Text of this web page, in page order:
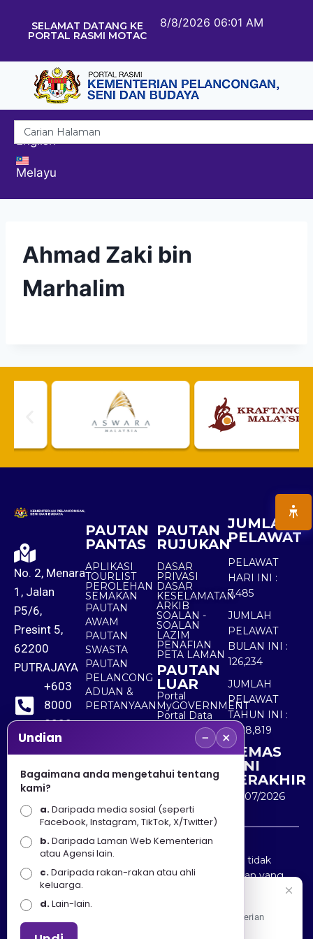
SELAMAT DATANG KE
PORTAL RASMI MOTAC
8/8/2026 06:01 AM
English
Melayu
Ahmad Zaki bin
Marhalim
No. 2, Menara
1, Jalan
P5/6,
Presint 5,
62200
PUTRAJAYA
+603
8000
8000
+603
8891
7100
PAUTAN
PANTAS
APLIKASI
TOURLIST
PEROLEHAN
SEMAKAN
PAUTAN
AWAM
PAUTAN
SWASTA
PAUTAN
PELANCONG
ADUAN &
PERTANYAAN
PAUTAN
RUJUKAN
DASAR
PRIVASI
DASAR
KESELAMATAN
ARKIB
SOALAN -
SOALAN
LAZIM
PENAFIAN
PETA LAMAN
PAUTAN
LUAR
Portal
MyGOVERNMENT
Portal Data
Terbuka
Sektor Awam
JUMLAH
PELAWAT
PELAWAT
HARI INI :
7,485
JUMLAH
PELAWAT
BULAN INI :
126,234
JUMLAH
PELAWAT
TAHUN INI :
5,528,819
KEMAS
KINI
TERAKHIR
30/07/2026
Penafian : Kerajaan Malaysia dan Kementerian
Pelancongan Seni dan Budaya (MOTAC) adalah tidak
bertanggungjawab atas kehilangan atau kerugian yang
disebabkan oleh penggunaan mana-mana maklumat
yang diperolehi dari portal ini.
Undian − ×
Bagaimana anda mengetahui tentang
kami?
a.Daripada media sosial (seperti
Facebook, Instagram, TikTok, X/Twitter)
b.Daripada Laman Web Kementerian
atau Agensi lain.
c.Daripada rakan-rakan atau ahli
keluarga.
d.Lain-lain.
Apa Khabar! Selamat datang ke Portal Rasmi Kementerian
Pelancongan, Seni dan Budaya